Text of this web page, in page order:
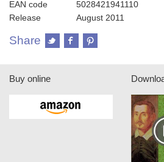
EAN code
5028421941110
Release
August 2011
Share
Buy online